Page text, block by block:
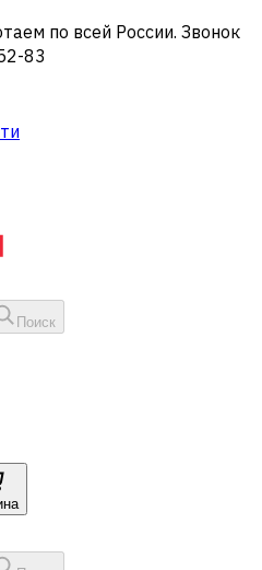
по всей России. Звонок
83
Поиск